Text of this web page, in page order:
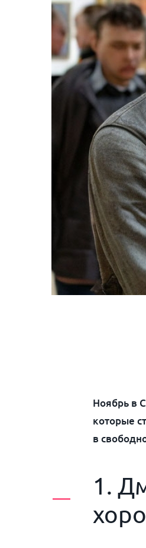
Ноябрь в
которые
в
1.